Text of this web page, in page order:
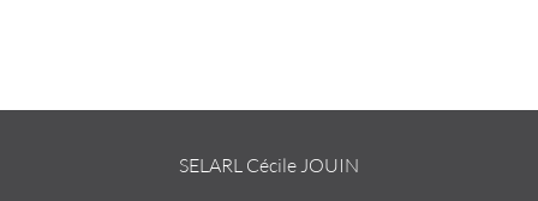
SELARL Cécile JOUIN